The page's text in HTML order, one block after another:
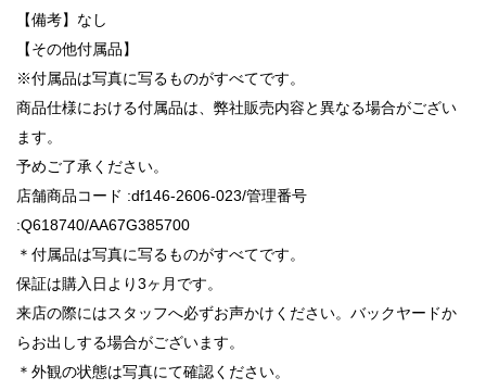
【備考】なし
【その他付属品】
※付属品は写真に写るものがすべてです。
商品仕様における付属品は、弊社販売内容と異なる場合がござい
ます。
予めご了承ください。
店舗商品コード :df146-2606-023/管理番号
:Q618740/AA67G385700
＊付属品は写真に写るものがすべてです。
保証は購入日より3ヶ月です。
来店の際にはスタッフへ必ずお声かけください。バックヤードか
らお出しする場合がございます。
＊外観の状態は写真にて確認ください。